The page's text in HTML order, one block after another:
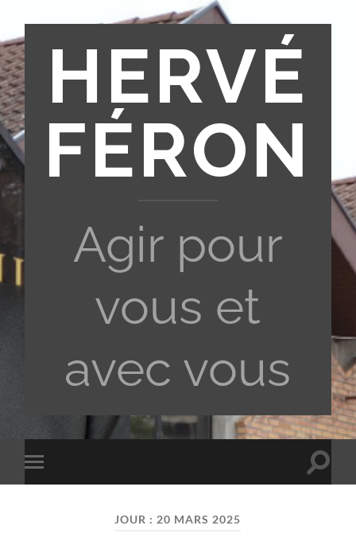
HERVÉ
FÉRON
Agir pour
vous et
avec vous
Toggle
mobile
Toggle
JOUR : 20 MARS 2025